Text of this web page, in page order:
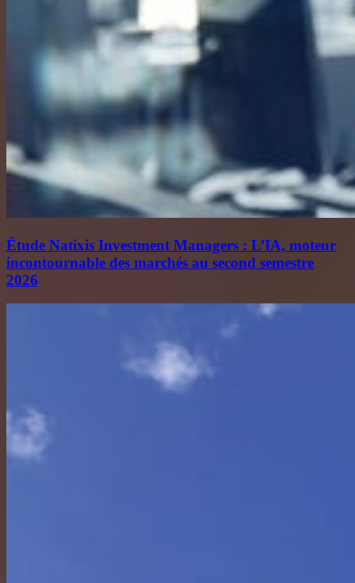
Étude Natixis Investment Managers : L’IA, moteur
incontournable des marchés au second semestre
2026